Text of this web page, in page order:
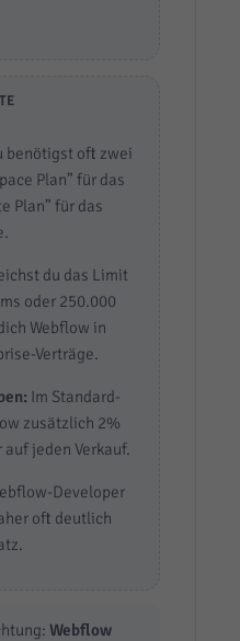
benötigst oft zwei
Plan” für das
Plan” für das
du das Limit
oder 250.000
Webflow in
Verträge.
Im Standard-
zusätzlich 2%
jeden Verkauf.
Developer
oft deutlich
Webflow